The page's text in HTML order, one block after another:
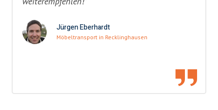
Jürgen Eberhardt
Möbeltransport in Recklinghausen